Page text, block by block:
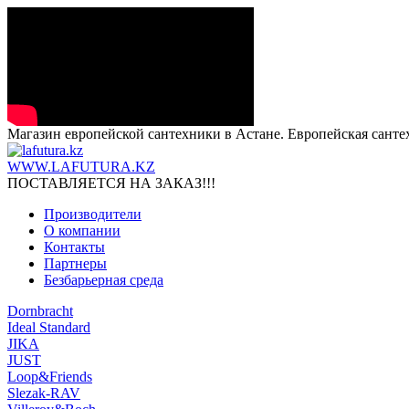
Магазин европейской сантехники в Астане. Европейская
WWW.LAFUTURA.KZ
ПОСТАВЛЯЕТСЯ НА ЗАКАЗ!!!
Производители
О компании
Контакты
Партнеры
Безбарьерная среда
Dornbracht
Ideal Standard
JIKA
JUST
Loop&Friends
Slezak-RAV